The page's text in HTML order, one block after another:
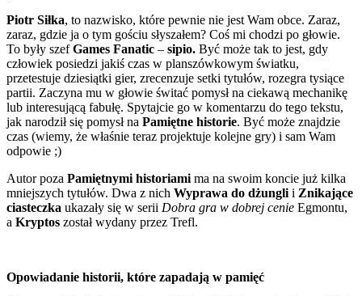
Piotr Siłka, to nazwisko, które pewnie nie jest Wam obce. Zaraz,
zaraz, gdzie ja o tym gościu słyszałem? Coś mi chodzi po głowie.
To były szefGames Fanatic – sipio. Być może tak to jest, gdy
człowiek posiedzi jakiś czas w planszówkowym światku,
przetestuje dziesiątki gier, zrecenzuje setki tytułów, rozegra tysiące
partii. Zaczyna mu w głowie świtać pomysł na ciekawą mechanikę
lub interesującą fabułę. Spytajcie go w komentarzu do tego tekstu,
jak narodził się pomysł na Pamiętne historie. Być może znajdzie
czas (wiemy, że właśnie teraz projektuje kolejne gry) i sam Wam
odpowie ;)
Autor poza Pamiętnymi historiami ma na swoim koncie już kilka
mniejszych tytułów. Dwa z nich Wyprawa do dżungli i Znikające
ciasteczka ukazały się w serii Dobra gra w dobrej cenie Egmontu,
a Kryptos został wydany przez Trefl.
Opowiadanie historii, które zapadają w pamięć